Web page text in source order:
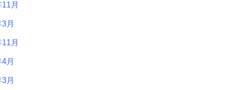
月
月
月
月
月